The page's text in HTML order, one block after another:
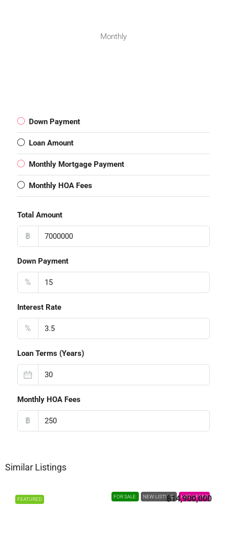
Monthly
Down Payment
Loan Amount
Monthly Mortgage Payment
Monthly HOA Fees
Total Amount
฿
Down Payment
%
Interest Rate
%
Loan Terms (Years)
Monthly HOA Fees
฿
Similar Listings
FEATURED FOR SALE NEW LISTING HOT OFFER
฿14,900,000